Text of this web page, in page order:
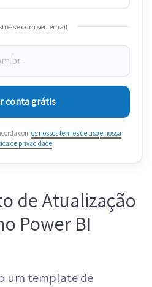
se com seu email
conta grátis
com os nossos termos de usoe nossa
de privacidade
de Atualização
Power BI
um template de